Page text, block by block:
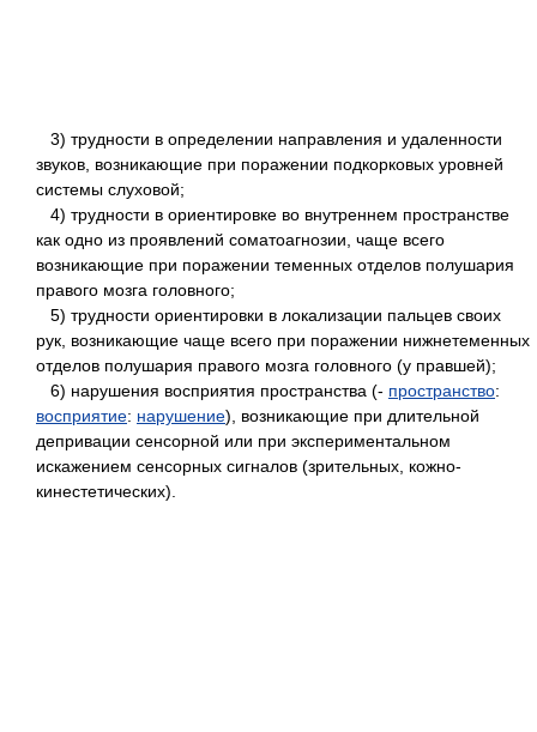
3) трудности в определении направления и удаленности
звуков, возникающие при поражении подкорковых уровней
системы слуховой;
4) трудности в ориентировке во внутреннем пространстве
как одно из проявлений соматоагнозии, чаще всего
возникающие при поражении теменных отделов полушария
правого мозга головного;
5) трудности ориентировки в локализации пальцев своих
рук, возникающие чаще всего при поражении нижнетеменных
отделов полушария правого мозга головного (у правшей);
6) нарушения восприятия пространства (- пространство:
восприятие: нарушение), возникающие при длительной
депривации сенсорной или при экспериментальном
искажением сенсорных сигналов (зрительных, кожно-
кинестетических).